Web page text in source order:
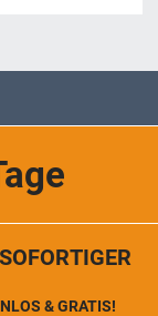
& GRATIS!